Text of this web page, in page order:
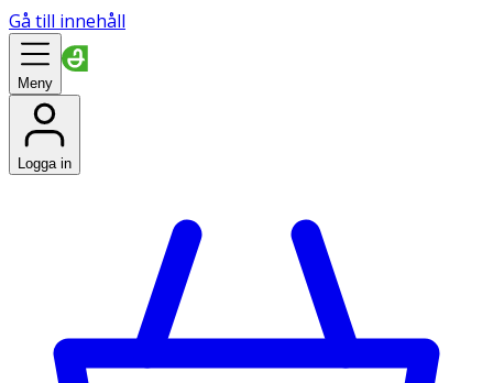
Gå till innehåll
Meny
Logga in